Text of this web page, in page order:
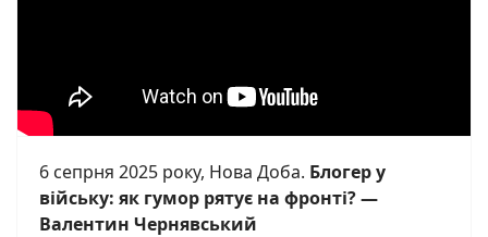
6 сепрня 2025 року, Нова Доба. Блогер у
війську: як гумор рятує на фронті? —
Валентин Чернявський